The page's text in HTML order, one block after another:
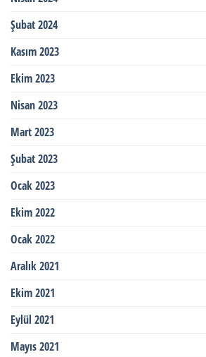
Şubat 2024
Kasım 2023
Ekim 2023
Nisan 2023
Mart 2023
Şubat 2023
Ocak 2023
Ekim 2022
Ocak 2022
Aralık 2021
Ekim 2021
Eylül 2021
Mayıs 2021